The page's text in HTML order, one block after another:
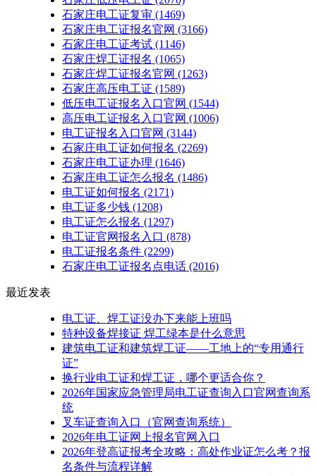
石家庄电工证复审 (1469)
石家庄电工证报名官网 (3166)
石家庄电工证考试 (1146)
石家庄焊工证报名 (1065)
石家庄焊工证报名官网 (1263)
石家庄高压电工证 (1589)
低压电工证报名入口官网 (1544)
高压电工证报名入口官网 (1006)
电工证报名入口官网 (3144)
石家庄电工证如何报名 (2269)
石家庄电工证办理 (1646)
石家庄电工证怎么报名 (1486)
电工证如何报名 (2171)
电工证多少钱 (1208)
电工证怎么报名 (1297)
电工证官网报名入口 (878)
电工证报名条件 (2299)
石家庄电工证报名点电话 (2016)
最近发表
电工证、焊工证没办下来能上班吗
特种设备焊接证 焊工绿本是什么意思
建筑电工证和建筑焊工证——工地上的“专用通行
证”
换行业电工证和焊工证，哪个更适合你？
2026年国家应急管理局电工证查询入口官网查询系
统
叉车证查询入口（官网查询系统）
2026年电工证网上报名官网入口
2026年登高证报考全攻略：高处作业证怎么考？报
名条件与流程详解